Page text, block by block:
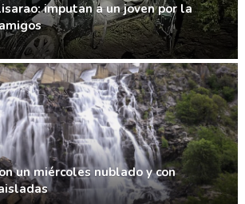
imputan a un joven por la
un miércoles nublado y con